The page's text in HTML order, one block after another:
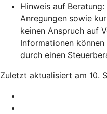
Hinweis auf
Anregungen sowie
keinen Anspruch auf
Informationen
durch einen
Zuletzt aktualisiert am 10.